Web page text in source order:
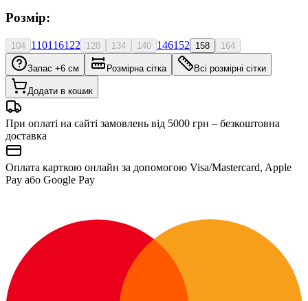
Розмір:
104 110116122 128 134 140 146152 158 164
Запас +6 см Розмірна сітка Всі розмірні сітки
Додати в кошик
При оплаті на сайті замовлень від 5000 грн – безкоштовна
доставка
Оплата карткою онлайн за допомогою Visa/Mastercard, Apple
Pay або Google Pay